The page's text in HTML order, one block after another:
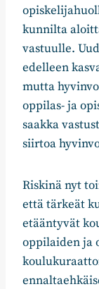
kunnilta
vastuulle.
edelleen
mutta
oppilas- ja
saakka
siirtoa
Riskinä nyt
että tärkeät
etääntyvät
oppilaiden ja